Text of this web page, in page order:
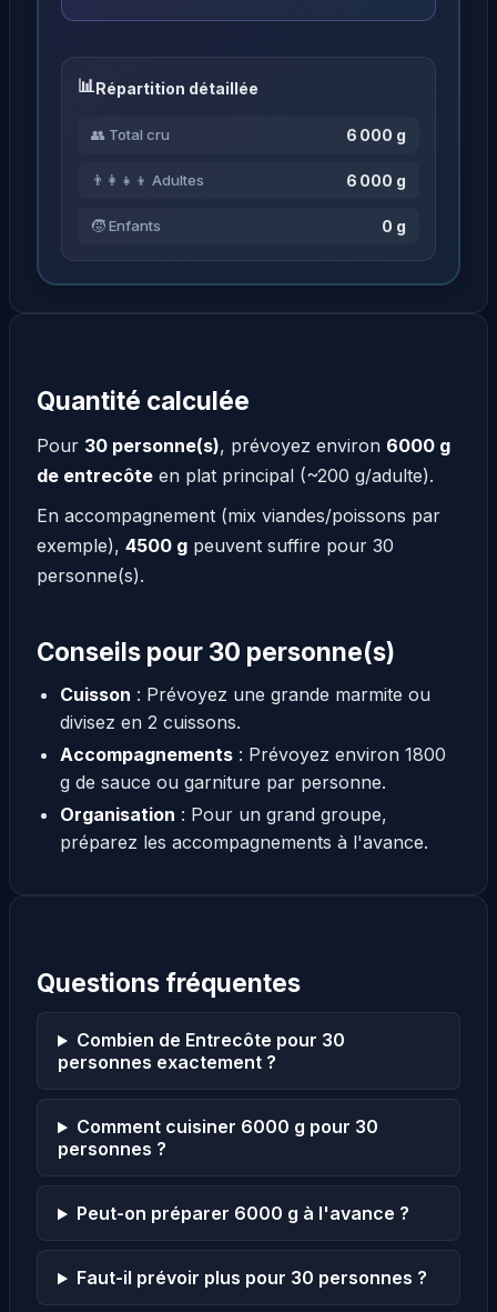
Répartition détaillée
👥 Total cru 6 000 g
👨‍👩‍👧‍👦 Adultes 6 000 g
🧒 Enfants 0 g
Quantité calculée
Pour 30 personne(s), prévoyez environ 6000 g
de entrecôte en plat principal (~200 g/adulte).
En accompagnement (mix viandes/poissons par
exemple), 4500 g peuvent suffire pour 30
personne(s).
Conseils pour 30 personne(s)
Cuisson : Prévoyez une grande marmite ou
divisez en 2 cuissons.
Accompagnements: Prévoyez environ 1800
g de sauce ou garniture par personne.
Organisation : Pour un grand groupe,
préparez les accompagnements à l'avance.
Questions fréquentes
Combien de Entrecôte pour 30
personnes exactement ?
Comment cuisiner 6000 g pour 30
personnes ?
Peut-on préparer 6000 g à l'avance ?
Faut-il prévoir plus pour 30 personnes ?